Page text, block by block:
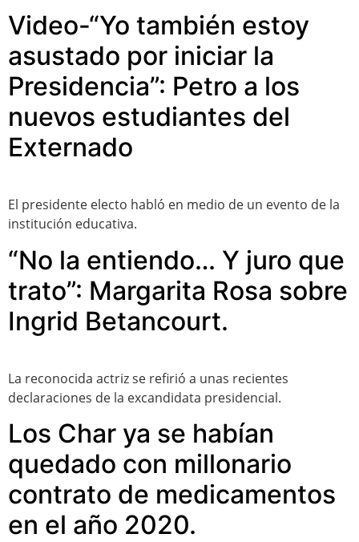
Video-“Yo también estoy
asustado por iniciar la
Presidencia”: Petro a los
nuevos estudiantes del
Externado
El presidente electo habló en medio de un evento de la
institución educativa.
“No la entiendo… Y juro que
trato”: Margarita Rosa sobre
Ingrid Betancourt.
La reconocida actriz se refirió a unas recientes
declaraciones de la excandidata presidencial.
Los Char ya se habían
quedado con millonario
contrato de medicamentos
en el año 2020.